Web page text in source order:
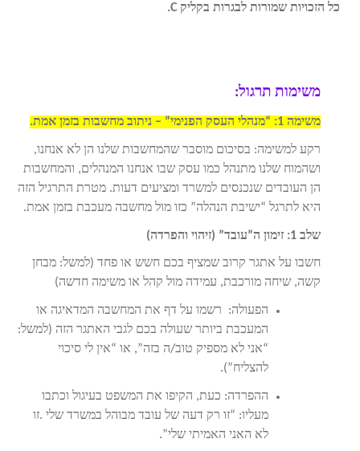
כל הזכויות שמורות לבגרות בקליק C.
משימות תרגול:
משימה 1: “מנהלי העסק הפנימי” – ניתוב מחשבות בזמן אמת.
רקע למשימה: בסיכום מוסבר שהמחשבות שלנו הן לא אנחנו,
ושהמוח שלנו מתנהל כמו עסק שבו אנחנו המנהלים, והמחשבות
הן העובדים שנכנסים למשרד ומציעים דעות. מטרת התרגיל הזה
היא לתרגל “ישיבת הנהלה” כזו מול מחשבה מעכבת בזמן אמת.
שלב 1: זימון ה”עובד” (זיהוי והפרדה)
חשבו על אתגר קרוב שמציף בכם חשש או פחד (למשל: מבחן
קשה, שיחה מורכבת, עמידה מול קהל או משימה חדשה)
הפעולה: רשמו על דף את המחשבה המדאיגה או
המעכבת ביותר שעולה בכם לגבי האתגר הזה (למשל:
“אני לא מספיק טוב/ה בזה”, או “אין לי סיכוי
להצליח”).
ההפרדה: כעת, הקיפו את המשפט בעיגול וכתבו
מעליו: “זו רק דעה של עובד מבוהל במשרד שלי .זו
לא האני האמיתי שלי”.